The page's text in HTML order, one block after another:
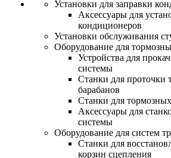
Установки для заправки
Аксессуары для
кондиционеров
Установки обслуживания
Оборудование для
Устройства для
системы
Станки для проточки
барабанов
Станки для
Аксессуары для
системы
Оборудование для систем
Станки для
корзин сцепления